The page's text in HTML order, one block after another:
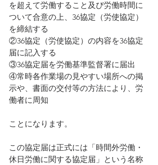
を超えて労働すること及び労働時間に
ついて合意の上、36協定（労使協定）
を締結する
②36協定（労使協定）の内容を36協定
届に記入する
③36協定届を労働基準監督署に届出
④常時各作業場の見やすい場所への掲
示や、書面の交付等の方法により、労
働者に周知
ことになります。
この協定届は正式には「時間外労働・
休日労働に関する協定届」という名称